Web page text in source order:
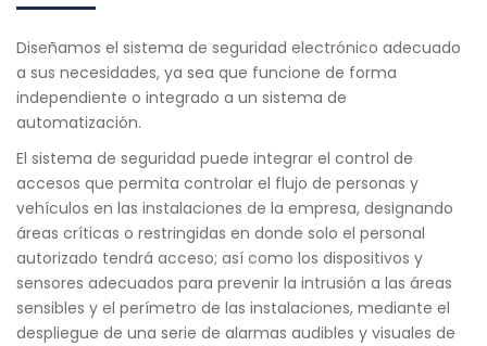
Diseñamos el sistema de seguridad electrónico adecuado
a sus necesidades, ya sea que funcione de forma
independiente o integrado a un sistema de
automatización.
El sistema de seguridad puede integrar el control de
accesos que permita controlar el flujo de personas y
vehículos en las instalaciones de la empresa, designando
áreas críticas o restringidas en donde solo el personal
autorizado tendrá acceso; así como los dispositivos y
sensores adecuados para prevenir la intrusión a las áreas
sensibles y el perímetro de las instalaciones, mediante el
despliegue de una serie de alarmas audibles y visuales de